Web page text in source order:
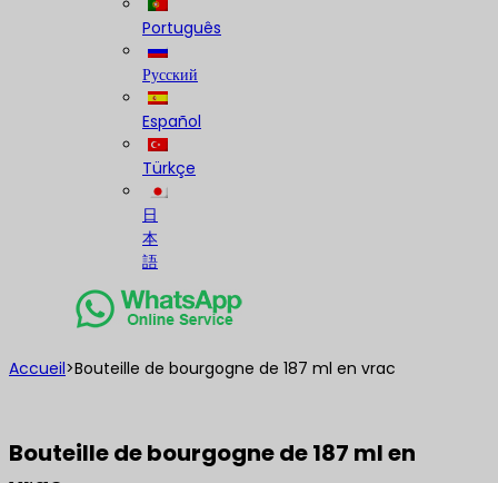
Português
Русский
Español
Türkçe
日
本
語
Accueil>Bouteille de bourgogne de 187 ml en vrac
Bouteille de bourgogne de 187 ml en